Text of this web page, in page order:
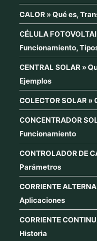
CALOR » Qué es,
CÉLULA
Funcionamiento,
CENTRAL SOLAR »
Ejemplos
COLECTOR SOLAR
CONCENTRADOR
Funcionamiento
CONTROLADOR DE
Parámetros
CORRIENTE
Aplicaciones
CORRIENTE
Historia